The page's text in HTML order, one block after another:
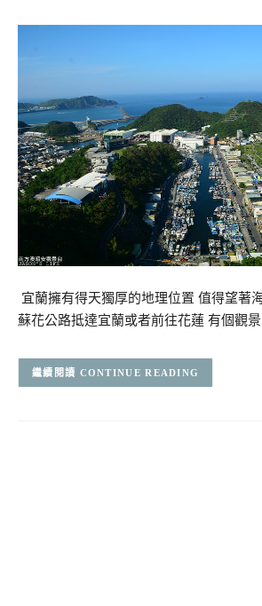
宜蘭擁有得天獨厚的地理位置 值得望著
蘇花公路抵達宜蘭或者前往花蓮 有個觀
CONTINUE READING